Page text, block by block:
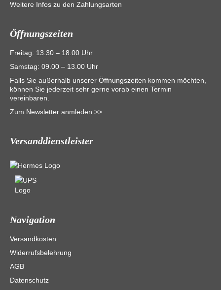
Weitere Infos zu den Zahlungsarten
Öffnungszeiten
Freitag: 13.30 – 18.00 Uhr
Samstag: 09.00 – 13.00 Uhr
Falls Sie außerhalb unserer Öffnungszeiten kommen möchten,
können Sie jederzeit sehr gerne vorab einen Termin
vereinbaren.
Zum Newsletter anmleden >>
Versanddienstleister
Navigation
Versandkosten
Widerrufsbelehrung
AGB
Datenschutz